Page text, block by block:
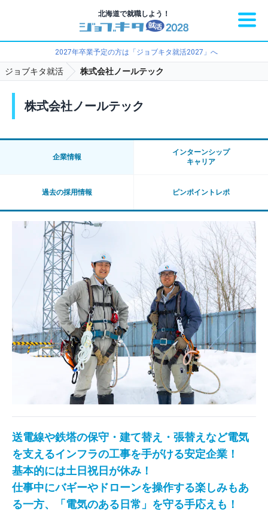
北海道で就職しよう！
2027年卒業予定の方は「ジョブキタ就活2027」へ
ジョブキタ就活 株式会社ノールテック
株式会社ノールテック
企業情報
インターンシップ
キャリア
過去の採用情報 ピンポイントレポ
送電線や鉄塔の保守・建て替え・張替えなど電気
を支えるインフラの工事を手がける安定企業！
基本的には土日祝日が休み！
仕事中にバギーやドローンを操作する楽しみもあ
る一方、「電気のある日常」を守る手応えも！